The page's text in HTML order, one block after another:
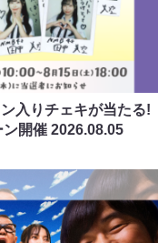
入りチェキが当たる!
ン開催2026.08.05